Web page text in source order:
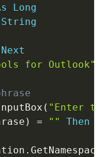
Long
String
Next
for Outlook"
( "Enter
) = "" Then
. GetNamespace